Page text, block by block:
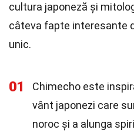
cultura japoneză și
câteva fapte interesante
unic.
01 Chimecho este
vânt japonezi care
noroc și a alunga